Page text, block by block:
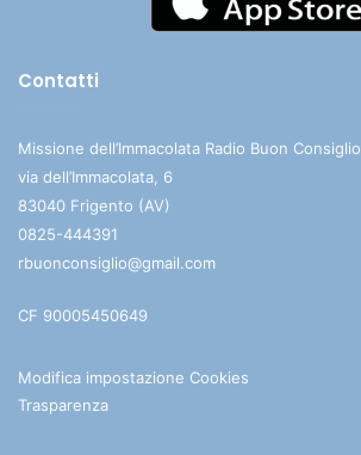
Contatti
Missione dell’Immacolata Radio Buon Consiglio
via dell’Immacolata, 6
83040 Frigento (AV)
0825-444391
rbuonconsiglio@gmail.com
CF 90005450649
Modifica impostazione Cookies
Trasparenza